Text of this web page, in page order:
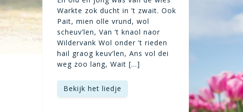
Warkte zok ducht in ’t zwait. Ook
Pait, mien olle vrund, wol
scheuv’len, Van ’t knaol naor
Wildervank Wol onder ’t rieden
hail graog keuv’len, Ans vol dei
weg zoo lang, Wait […]
Bekijk het liedje